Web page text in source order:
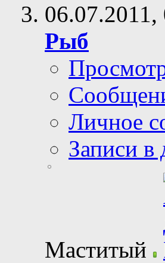
06.07.2011,
Рыб
Личное
Записи в
Маститый